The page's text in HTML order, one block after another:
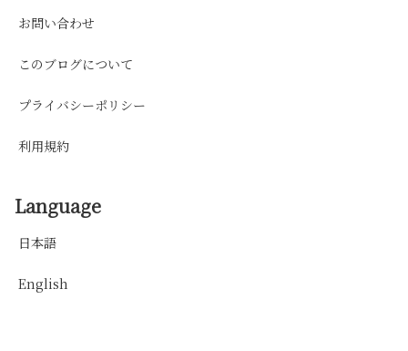
お問い合わせ
このブログについて
プライバシーポリシー
利用規約
Language
日本語
English